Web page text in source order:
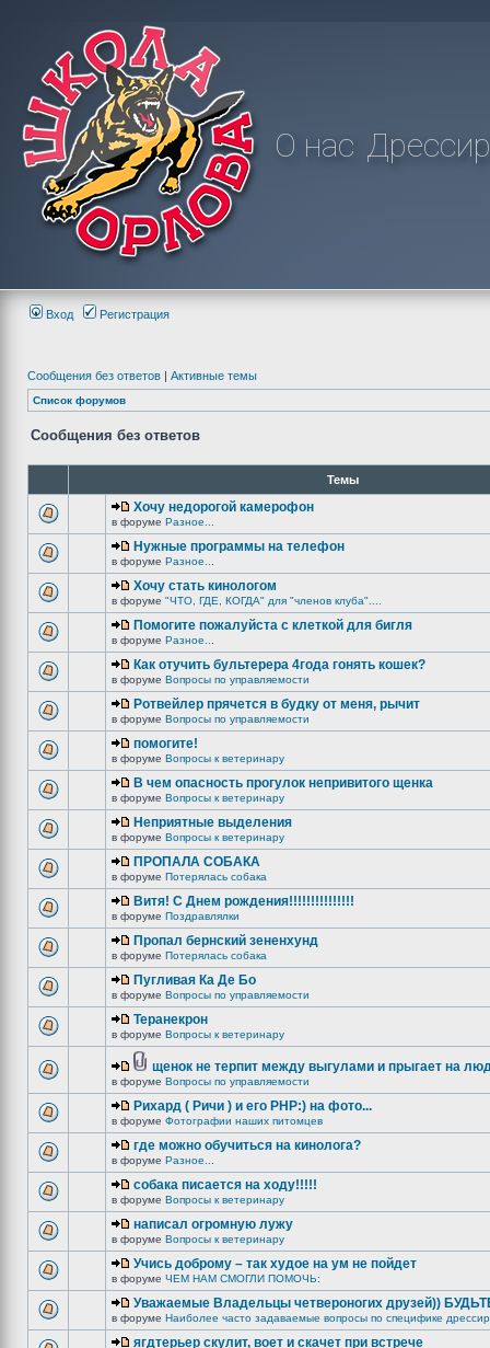
О нас
Вход Регистрация
Сообщения без ответов | Активные темы
Список форумов
Сообщения без ответов
Темы
Хочу недорогой камерофон
в форуме Разное...
Нужные программы на телефон
в форуме Разное...
Хочу стать кинологом
в форуме "ЧТО, ГДЕ, КОГДА" для "членов клуба"....
Помогите пожалуйста с клеткой для бигля
в форуме Разное...
Как отучить бультерера 4года гонять кошек?
в форуме Вопросы по управляемости
Ротвейлер прячется в будку от меня, рычит
в форуме Вопросы по управляемости
помогите!
в форуме Вопросы к ветеринару
В чем опасность прогулок непривитого щенка
в форуме Вопросы к ветеринару
Неприятные выделения
в форуме Вопросы к ветеринару
ПРОПАЛА СОБАКА
в форуме Потерялась собака
Витя! С Днем рождения!!!!!!!!!!!!!!!
в форуме Поздравлялки
Пропал бернский зененхунд
в форуме Потерялась собака
Пугливая Ка Де Бо
в форуме Вопросы по управляемости
Теранекрон
в форуме Вопросы к ветеринару
щенок не терпит между выгулами и прыгает на
в форуме Вопросы по управляемости
Рихард ( Ричи ) и его РНР:) на фото...
в форуме Фотографии наших питомцев
где можно обучиться на кинолога?
в форуме Разное...
собака писается на ходу!!!!!
в форуме Вопросы к ветеринару
написал огромную лужу
в форуме Вопросы к ветеринару
Учись доброму – так худое на ум не пойдет
в форуме ЧЕМ НАМ СМОГЛИ ПОМОЧЬ:
Уважаемые Владельцы четвероногих друзей))
в форуме Наиболее часто задаваемые вопросы по специфике
ягдтерьер скулит, воет и скачет при встрече